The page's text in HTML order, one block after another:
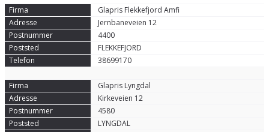
Glapris Flekkefjord Amfi
Jernbaneveien 12
4400
FLEKKEFJORD
38699170
Glapris Lyngdal
Kirkeveien 12
4580
LYNGDAL